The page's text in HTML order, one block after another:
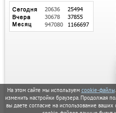
На этом сайте мы используем cookie-файлы
изменить настройки браузера. Продолжая
вы даете согласие на использование